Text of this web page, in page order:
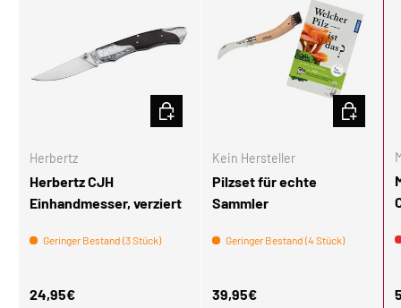
Herbertz
Herbertz CJH
Einhandmesser, verziert
Geringer Bestand (3 Stück)
Normaler Preis
24,95€
IN DEN WARENKORB
Kein Hersteller
Pilzset für echte
Sammler
Geringer Bestand (4 Stück)
Normaler Preis
39,95€
IN DEN